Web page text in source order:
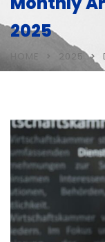
2025
HOME 2025